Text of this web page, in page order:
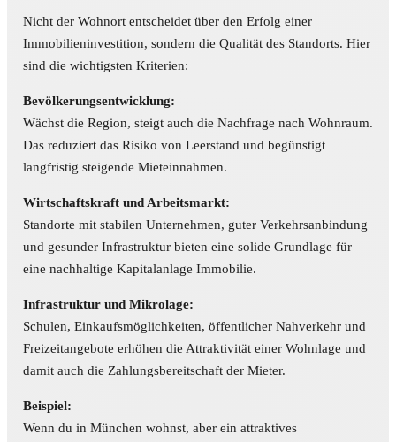
Nicht der Wohnort entscheidet über den Erfolg einer
Immobilieninvestition, sondern die Qualität des Standorts. Hier
sind die wichtigsten Kriterien:
Bevölkerungsentwicklung:
Wächst die Region, steigt auch die Nachfrage nach Wohnraum.
Das reduziert das Risiko von Leerstand und begünstigt
langfristig steigende Mieteinnahmen.
Wirtschaftskraft und Arbeitsmarkt:
Standorte mit stabilen Unternehmen, guter Verkehrs­anbindung
und gesunder Infrastruktur bieten eine solide Grundlage für
eine nachhaltige Kapitalanlage Immobilie.
Infrastruktur und Mikrolage:
Schulen, Einkaufsmöglichkeiten, öffentlicher Nah­verkehr und
Freizeitangebote erhöhen die Attraktivität einer Wohnlage und
damit auch die Zahlungs­berei­tschaft der Mieter.
Beispiel:
Wenn du in München wohnst, aber ein attraktives